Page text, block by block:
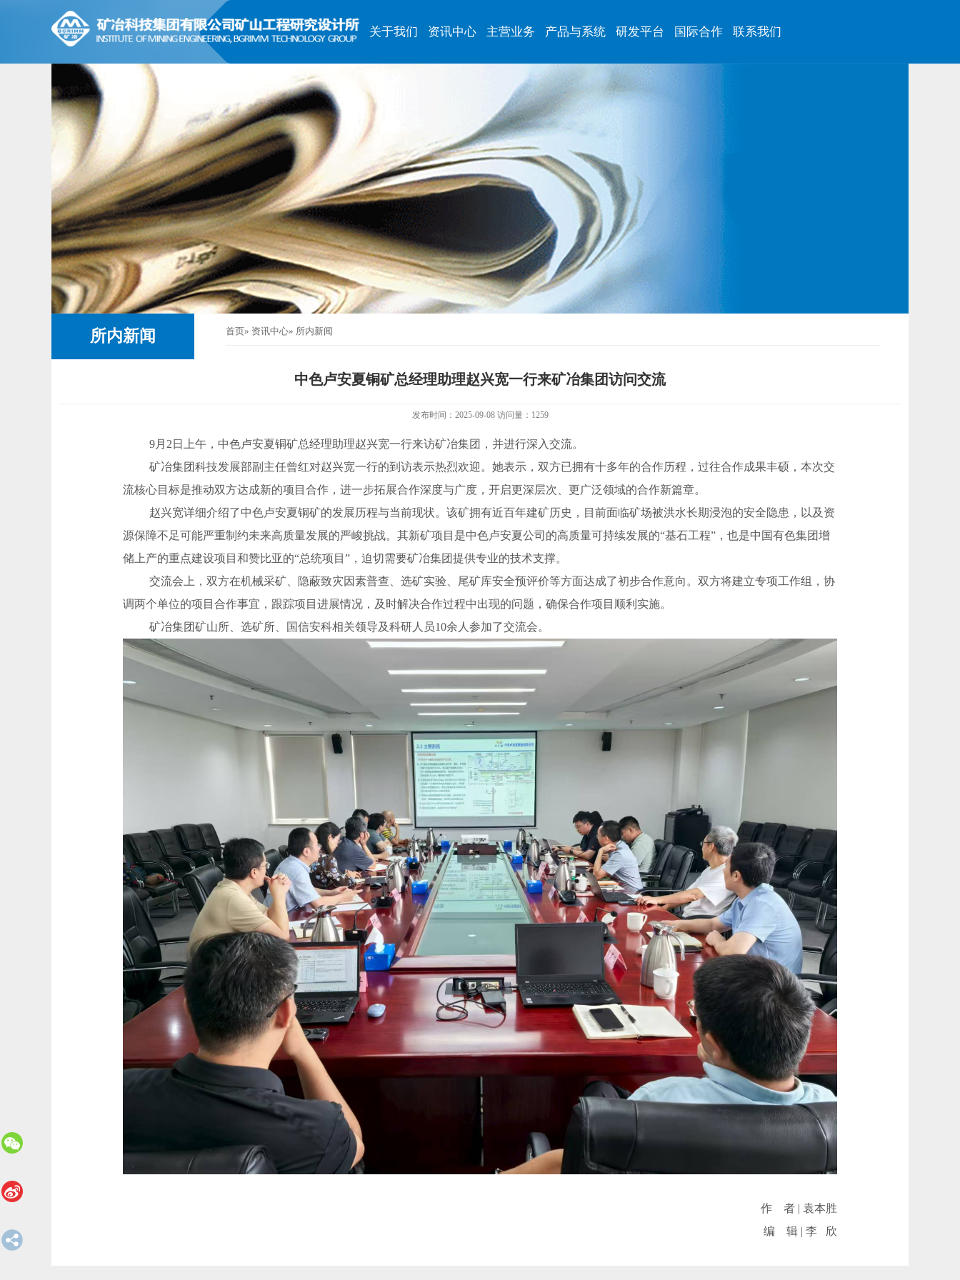
关于我们 资讯中心 主营业务 产品与系统 研发平台 国际合作 联系我们
所内新闻 首页» 资讯中心» 所内新闻
中色卢安夏铜矿总经理助理赵兴宽一行来矿冶集团访问交流
发布时间：2025-09-08 访问量： 1259
9月2日上午，中色卢安夏铜矿总经理助理赵兴宽一行来访矿冶集团，并进行深入交流。
矿冶集团科技发展部副主任曾红对赵兴宽一行的到访表示热烈欢迎。她表示，双方已拥有十多年的合作历程，过往合作成果丰硕，本次交
流核心目标是推动双方达成新的项目合作，进一步拓展合作深度与广度，开启更深层次、更广泛领域的合作新篇章。
赵兴宽详细介绍了中色卢安夏铜矿的发展历程与当前现状。该矿拥有近百年建矿历史，目前面临矿场被洪水长期浸泡的安全隐患，以及资
源保障不足可能严重制约未来高质量发展的严峻挑战。其新矿项目是中色卢安夏公司的高质量可持续发展的“基石工程”，也是中国有色集团增
储上产的重点建设项目和赞比亚的“总统项目”，迫切需要矿冶集团提供专业的技术支撑。
交流会上，双方在机械采矿、隐蔽致灾因素普查、选矿实验、尾矿库安全预评价等方面达成了初步合作意向。双方将建立专项工作组，协
调两个单位的项目合作事宜，跟踪项目进展情况，及时解决合作过程中出现的问题，确保合作项目顺利实施。
矿冶集团矿山所、选矿所、国信安科相关领导及科研人员10余人参加了交流会。
作 者 | 袁本胜
编 辑 | 李 欣